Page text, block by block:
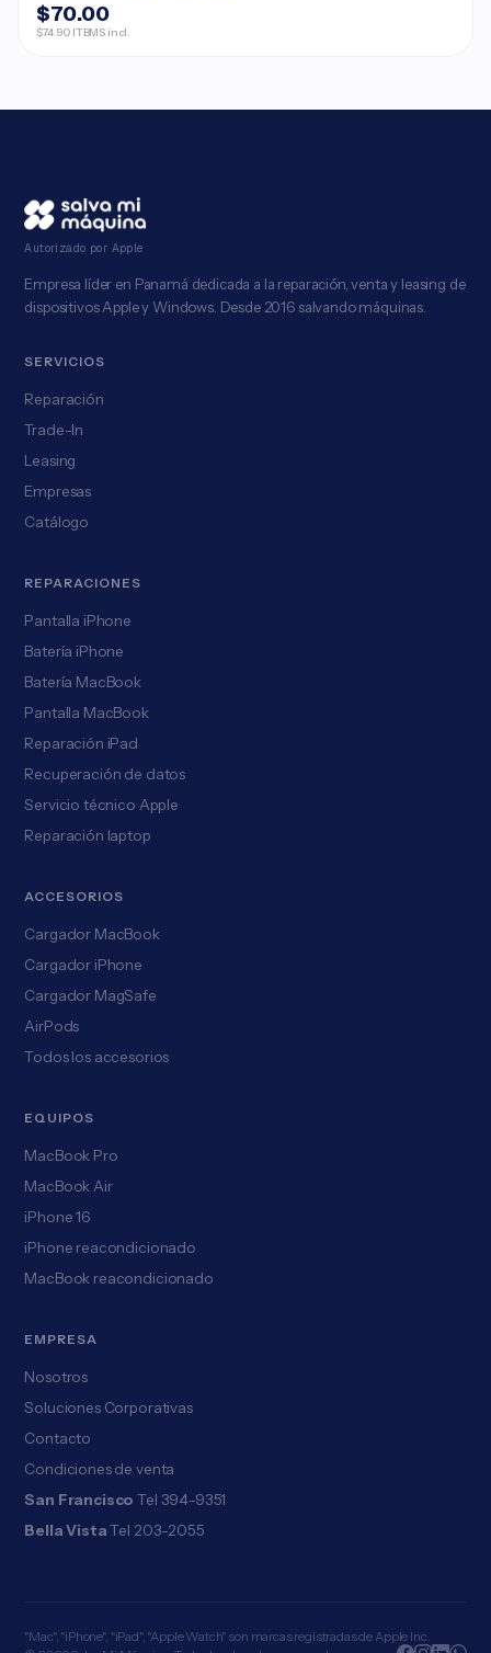
$70.00
$74.90 ITBMS incl.
Autorizado por Apple
Empresa líder en Panamá dedicada a la reparación, venta y leasing de
dispositivos Apple y Windows. Desde 2016 salvando máquinas.
SERVICIOS
Reparación
Trade-In
Leasing
Empresas
Catálogo
REPARACIONES
Pantalla iPhone
Batería iPhone
Batería MacBook
Pantalla MacBook
Reparación iPad
Recuperación de datos
Servicio técnico Apple
Reparación laptop
ACCESORIOS
Cargador MacBook
Cargador iPhone
Cargador MagSafe
AirPods
Todos los accesorios
EQUIPOS
MacBook Pro
MacBook Air
iPhone 16
iPhone reacondicionado
MacBook reacondicionado
EMPRESA
Nosotros
Soluciones Corporativas
Contacto
Condiciones de venta
San Francisco Tel 394-9351
Bella Vista Tel 203-2055
"Mac", "iPhone", "iPad", "Apple Watch" son marcas registradas de Apple Inc.